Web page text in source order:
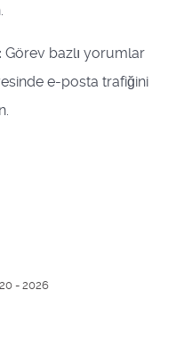
Görev bazlı yorumlar
e-posta trafiğini
- 2026